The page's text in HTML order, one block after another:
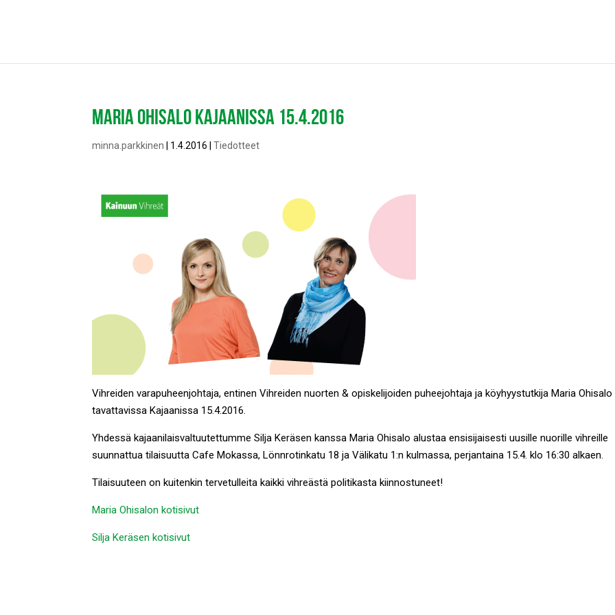
MARIA OHISALO KAJAANISSA 15.4.2016
minna.parkkinen 1.4.2016 |Tiedotteet
Vihreiden varapuheenjohtaja, entinen Vihreiden nuorten & opiskelijoiden puheejohtaja ja köyhyystutkija Maria
tavattavissa Kajaanissa 15.4.2016.
Yhdessä kajaanilaisvaltuutettumme Silja Keräsen kanssa Maria Ohisalo alustaa ensisijaisesti uusille nuorille vihreille
suunnattua tilaisuutta Cafe Mokassa, Lönnrotinkatu 18 ja Välikatu 1:n kulmassa, perjantaina 15.4. klo 16:30 alkaen.
Tilaisuuteen on kuitenkin tervetulleita kaikki vihreästä politikasta kiinnostuneet!
Maria Ohisalon kotisivut
Silja Keräsen kotisivut